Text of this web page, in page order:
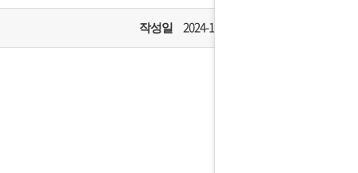
작성일 2024-11-20